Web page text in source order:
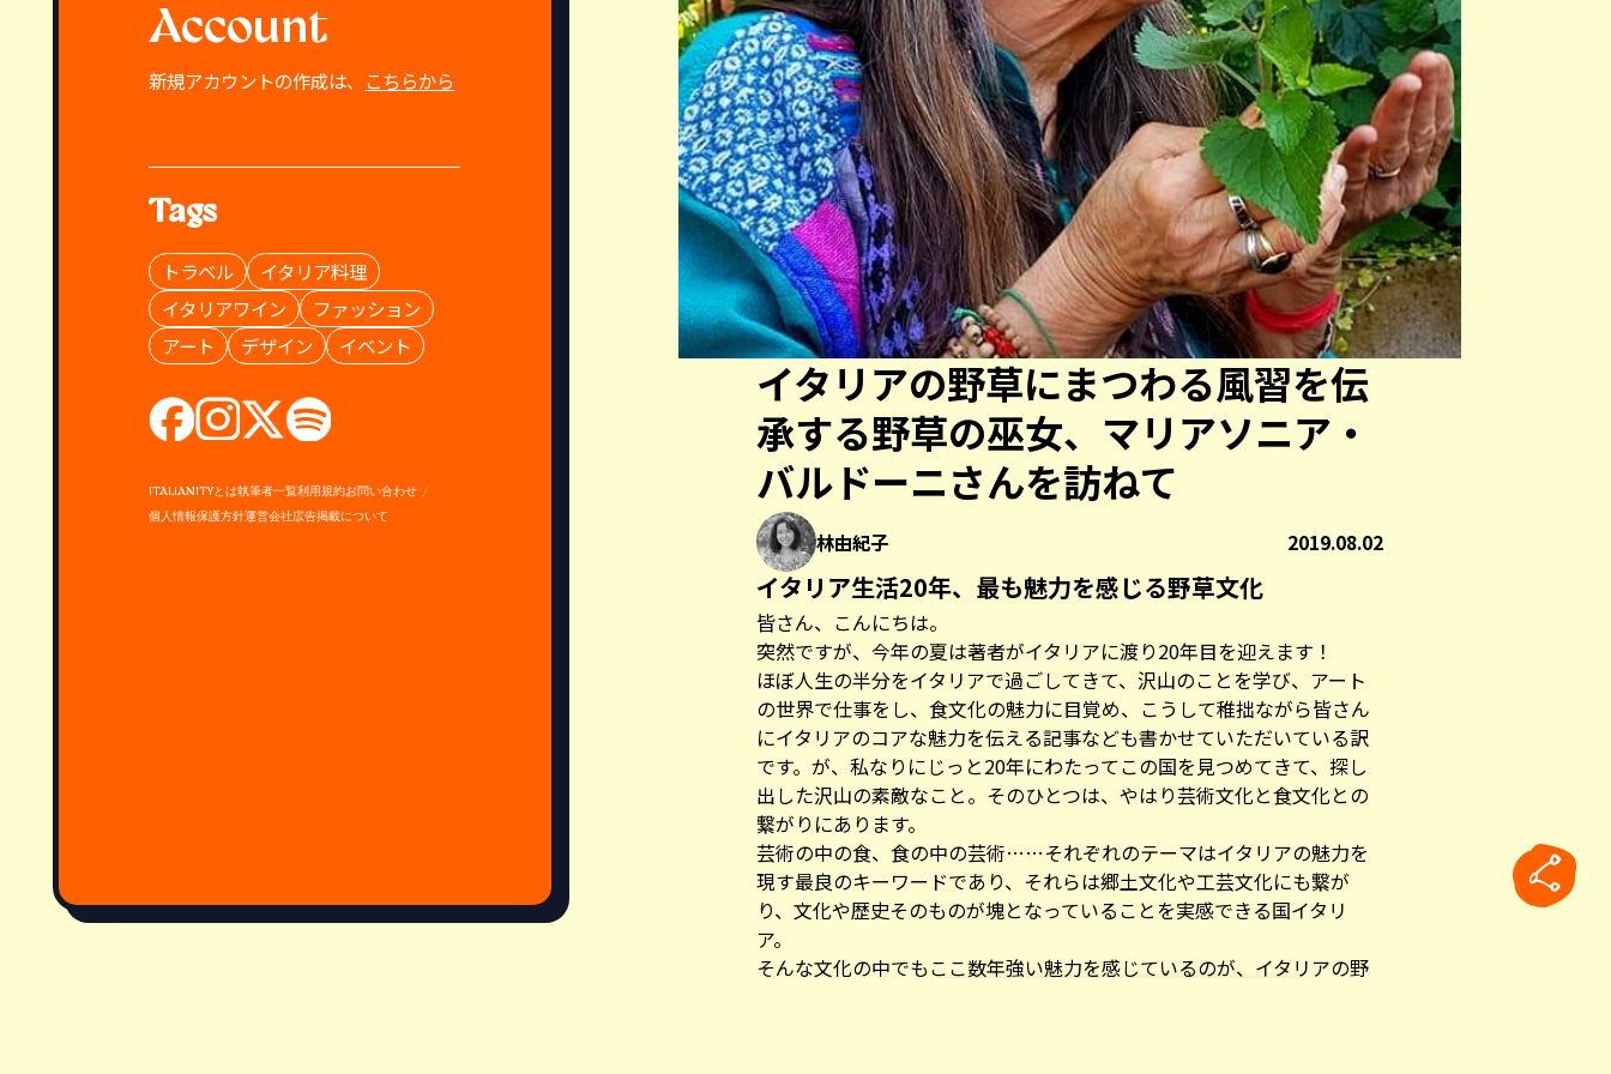
Account
新規アカウントの作成は、 こちらから
Tags
トラベル
イタリア料理
イタリアワイン
ファッション
アート
デザイン イベント
ITALIANITYとは執筆者一覧利用規約お問い合わせ
個人情報保護方針運営会社広告掲載について
イタリアの野草にまつわる風習を伝
承する野草の巫女、マリアソニア・
バルドーニさんを訪ねて
林由紀子 2019.08.02
イタリア生活20年、最も魅力を感じる野草文化
皆さん、こんにちは。
突然ですが、今年の夏は著者がイタリアに渡り20年目を迎えます！
ほぼ人生の半分をイタリアで過ごしてきて、沢山のことを学び、アート
の世界で仕事をし、食文化の魅力に目覚め、こうして稚拙ながら皆さん
にイタリアのコアな魅力を伝える記事なども書かせていただいている訳
です。が、私なりにじっと20年にわたってこの国を見つめてきて、探し
出した沢山の素敵なこと。そのひとつは、やはり芸術文化と食文化との
繋がりにあります。
芸術の中の食、食の中の芸術……それぞれのテーマはイタリアの魅力を
現す最良のキーワードであり、それらは郷土文化や工芸文化にも繋が
り、文化や歴史そのものが塊となっていることを実感できる国イタリ
ア。
そんな文化の中でもここ数年強い魅力を感じているのが、イタリアの野